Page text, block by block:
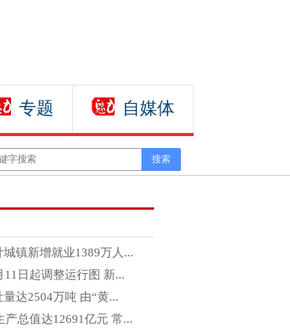
专题 自媒体
镇新增就业1389万人...
11日起调整运行图 新...
量达2504万吨 由“黄...
产总值达12691亿元 常...